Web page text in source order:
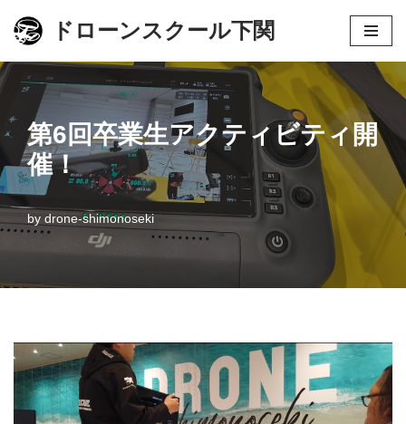
コ
ン
ン
ツ
へ
ス
キ
ドローンスクール下関
第6回卒業生アクティビティ開
催！
by drone-shimonoseki